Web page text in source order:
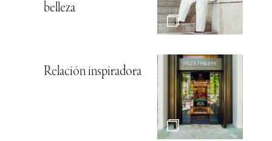
belleza
Relación inspiradora